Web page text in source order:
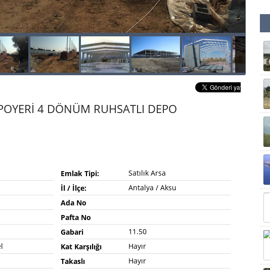
4 DÖNÜM RUHSATLI DEPO
Emlak Tipi:
Satılık Arsa
İl / İlçe:
Antalya / Aksu
Ada No
Pafta No
Gabari
11.50
Kat Karşılığı
Hayır
Takaslı
Hayır